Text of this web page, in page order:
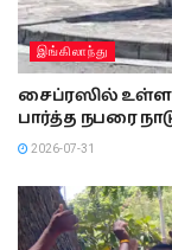
இங்கிலாந்து
சைப்ரஸில் உள்ள
பார்த்த நபரை
2026-07-31